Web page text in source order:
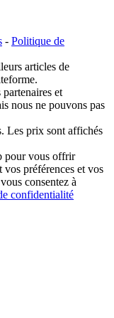
- Politique de
articles de
et
nous ne pouvons pas
Les prix sont affichés
pour vous offrir
préférences et vos
consentez à
confidentialité